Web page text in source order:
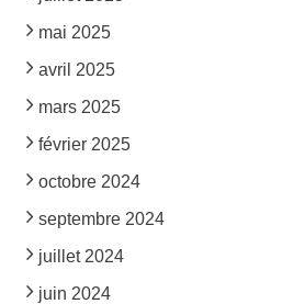
mai 2025
avril 2025
mars 2025
février 2025
octobre 2024
septembre 2024
juillet 2024
juin 2024